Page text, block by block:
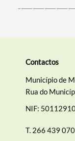
Contactos
Município de
Rua do
NIF:
T. 266 439 070